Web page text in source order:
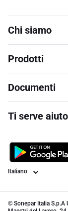
Chi siamo
Prodotti
Documenti
Ti serve
Lingua
© Sonepar Italia S.p.A